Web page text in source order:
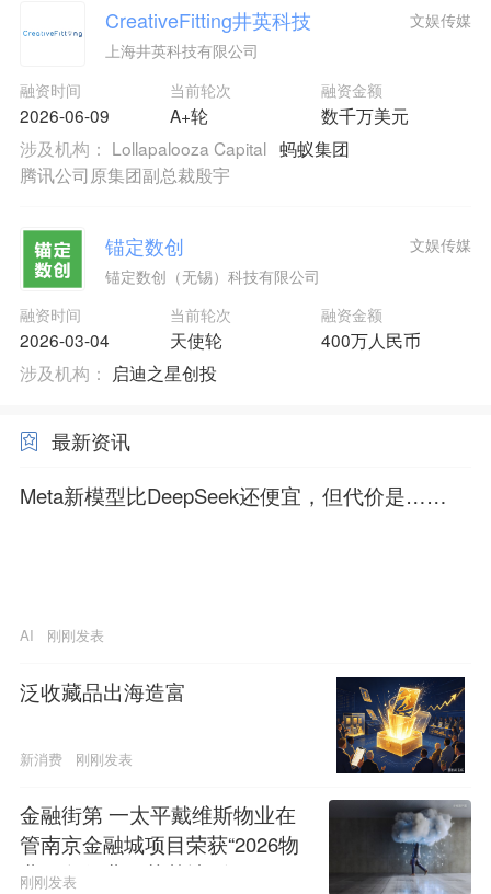
CreativeFitting井英科技
上海井英科技有限公司
融资时间
2026-06-09
当前轮次
A+轮
融资金额
数千万美元
文娱传媒
涉及机构： Lollapalooza Capital 蚂蚁集团
腾讯公司原集团副总裁殷宇
锚定数创
锚定数创（无锡）科技有限公司
融资时间
2026-03-04
当前轮次
天使轮
融资金额
400万人民币
文娱传媒
涉及机构： 启迪之星创投
最新资讯
Meta新模型比DeepSeek还便宜，但代价是……
AI 刚刚发表
泛收藏品出海造富
新消费 刚刚发表
金融街第 一太平戴维斯物业在
管南京金融城项目荣获“2026物
业服务行业示范基地”称号
刚刚发表